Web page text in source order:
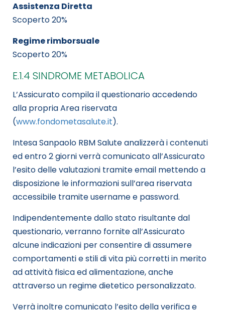
Assistenza Diretta
Scoperto 20%
Regime rimborsuale
Scoperto 20%
E.1.4 SINDROME METABOLICA
L’Assicurato compila il questionario accedendo
alla propria Area riservata
(www.fondometasalute.it).
Intesa Sanpaolo RBM Salute analizzerà i contenuti
ed entro 2 giorni verrà comunicato all’Assicurato
l’esito delle valutazioni tramite email mettendo a
disposizione le informazioni sull’area riservata
accessibile tramite username e password.
Indipendentemente dallo stato risultante dal
questionario, verranno fornite all’Assicurato
alcune indicazioni per consentire di assumere
comportamenti e stili di vita più corretti in merito
ad attività fisica ed alimentazione, anche
attraverso un regime dietetico personalizzato.
Verrà inoltre comunicato l’esito della verifica e